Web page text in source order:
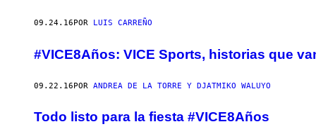
09.24.16 POR LUIS CARREÑO
#VICE8Años: VICE Sports, historias que
09.22.16POR ANDREA DE LA TORRE Y DJATMIKO WALUYO
Todo listo para la fiesta #VICE8Años